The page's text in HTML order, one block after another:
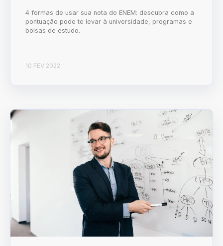
4 formas de usar sua nota do ENEM: descubra como a
pontuação pode te levar à universidade, programas e
bolsas de estudo.
10 FEV 2022